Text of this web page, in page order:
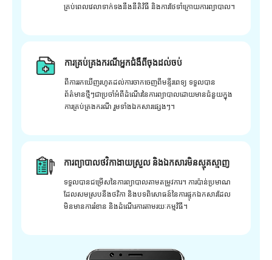
គ្រប់ពេលវេលាទាក់ទងនឹងនីតិវិធី និងការថែទាំក្រោយការព្យាបាល។
ការគ្រប់គ្រងករណីអ្នកជំងឺពីចុងដល់ចប់
ពីការរកឃើញរហូតដល់ការចាកចេញពីមន្ទីរពេទ្យ ទទួលបាន
ព័ត៌មានថ្មីៗជាប្រចាំអំពីដំណើរនៃការព្យាបាលដោយមានជំនួយក្នុង
ការគ្រប់គ្រងករណី រួមទាំងឯកសារផ្សេងៗ។
ការព្យាបាលថវិកាងាយស្រួល និងឯកសារមិនស្មុគស្មាញ
ទទួលបានជម្រើសនៃការព្យាបាលតាមតម្រូវការ។ ការប៉ាន់ប្រមាណ
ដែលសមស្របនឹងថវិកា និងបទពិសោធន៍នៃការផ្ទុកឯកសារដែល
មិនមានការរំខាន និងដំណើរការតាមរយៈកម្មវិធី។